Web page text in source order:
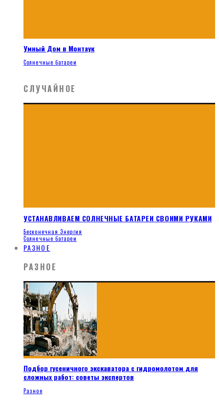
Умный Дом в Монтаук
Солнечные батареи
СЛУЧАЙНОЕ
УСТАНАВЛИВАЕМ СОЛНЕЧНЫЕ БАТАРЕИ СВОИМИ РУКАМИ
Бесконечная Энергия
Солнечные батареи
РАЗНОЕ
РАЗНОЕ
Подбор гусеничного экскаватора с гидромолотом для
сложных работ: советы экспертов
Разное